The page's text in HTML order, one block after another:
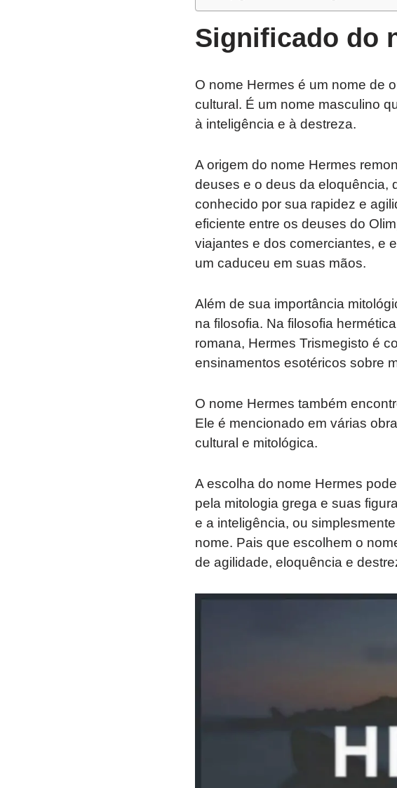
Significado do
O nome Hermes é um nome de
cultural. É um nome masculino
à inteligência e à destreza.
A origem do nome Hermes
deuses e o deus da eloquência,
conhecido por sua rapidez e
eficiente entre os deuses do
viajantes e dos comerciantes, e
um caduceu em suas mãos.
Além de sua importância
na filosofia. Na filosofia
romana, Hermes Trismegisto é
ensinamentos esotéricos sobre
O nome Hermes também
Ele é mencionado em várias
cultural e mitológica.
A escolha do nome Hermes
pela mitologia grega e suas
e a inteligência, ou
nome. Pais que escolhem o
de agilidade, eloquência e